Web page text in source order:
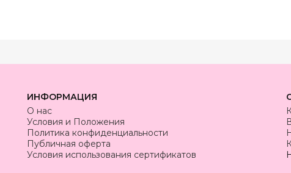
ИНФОРМАЦИЯ
О нас
Условия и Положения
Политика конфиденциальности
Публичная оферта
Условия использования сертификатов